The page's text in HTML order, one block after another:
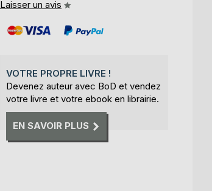
Laisser un avis
VOTRE PROPRE LIVRE !
Devenez auteur avec BoD et vendez
votre livre et votre ebook en librairie.
EN SAVOIR PLUS